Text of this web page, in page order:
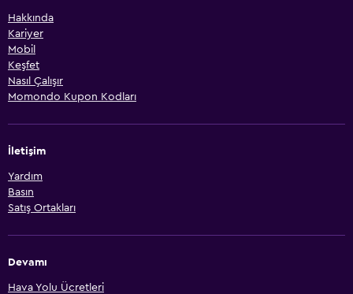
Hakkında
Kariyer
Mobil
Keşfet
Nasıl Çalışır
Momondo Kupon Kodları
İletişim
Yardım
Basın
Satış Ortakları
Devamı
Hava Yolu Ücretleri